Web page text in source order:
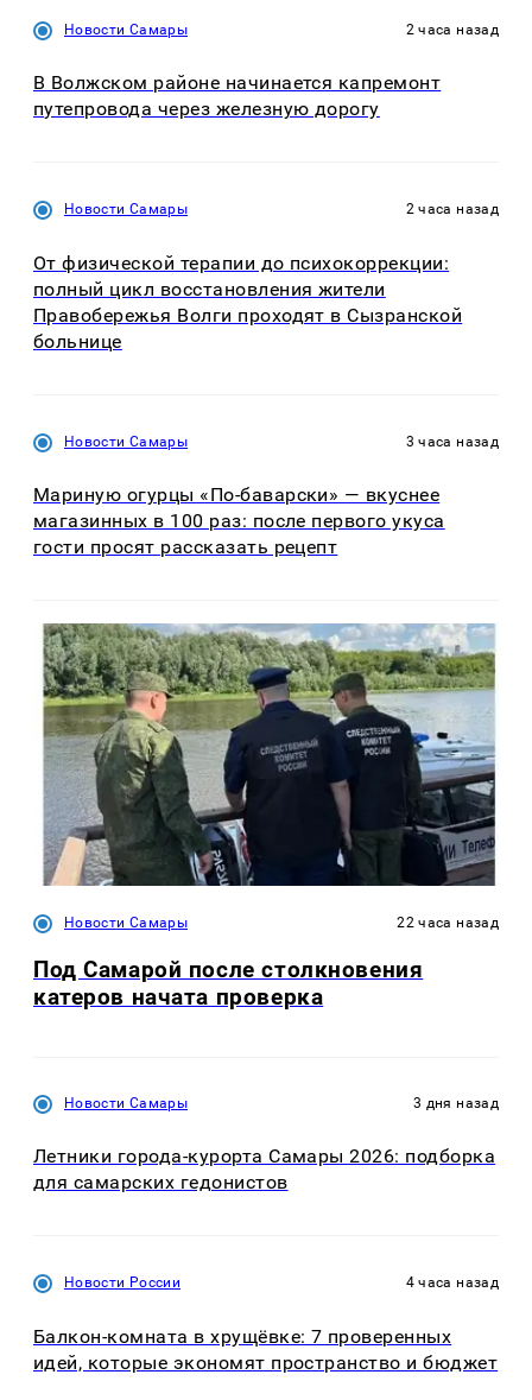
Новости Самары 2 часа назад
В Волжском районе начинается капремонт
путепровода через железную дорогу
Новости Самары 2 часа назад
От физической терапии до психокоррекции:
полный цикл восстановления жители
Правобережья Волги проходят в Сызранской
больнице
Новости Самары 3 часа назад
Мариную огурцы «По-баварски» — вкуснее
магазинных в 100 раз: после первого укуса
гости просят рассказать рецепт
Новости Самары 22 часа назад
Под Самарой после столкновения
катеров начата проверка
Новости Самары 3 дня назад
Летники города-курорта Самары 2026: подборка
для самарских гедонистов
Новости России 4 часа назад
Балкон-комната в хрущёвке: 7 проверенных
идей, которые экономят пространство и бюджет